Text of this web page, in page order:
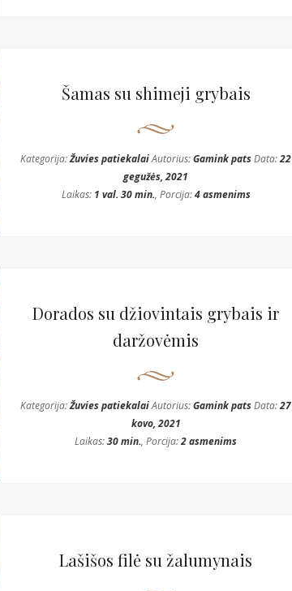
Šamas su shimeji grybais
Kategorija:Žuvies patiekalaiAutorius:Gamink patsData:22
gegužės, 2021
Laikas: 1 val. 30 min., Porcija:4 asmenims
Dorados su džiovintais grybais ir
daržovėmis
Kategorija:Žuvies patiekalaiAutorius:Gamink patsData:27
kovo, 2021
Laikas:30 min., Porcija:2 asmenims
Lašišos filė su žalumynais